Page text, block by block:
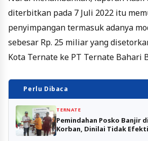
diterbitkan pada 7 Juli 2022 itu
penyimpangan termasuk adanya
sebesar Rp. 25 miliar yang
Kota Ternate ke PT Ternate Bahari
Perlu Dibaca
TERNATE
Pemindahan Posko Banjir
Korban, Dinilai Tidak